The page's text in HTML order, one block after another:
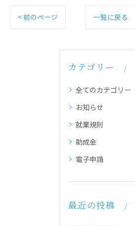
< 前のページ 一覧に戻る
カテゴリー
全てのカテゴリー
お知らせ
就業規則
助成金
電子申請
最近の投稿